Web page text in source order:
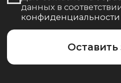
Политика конфиденциальности